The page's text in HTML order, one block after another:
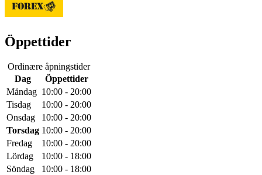
Öppettider
Ordinære åpningstider
Dag
Öppettider
Måndag 10:00 - 20:00
Tisdag
10:00 - 20:00
Onsdag
10:00 - 20:00
Torsdag 10:00 - 20:00
Fredag
10:00 - 20:00
Lördag
10:00 - 18:00
Söndag
10:00 - 18:00